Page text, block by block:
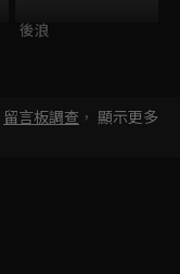
後浪
留言板調查 ， 顯示更多